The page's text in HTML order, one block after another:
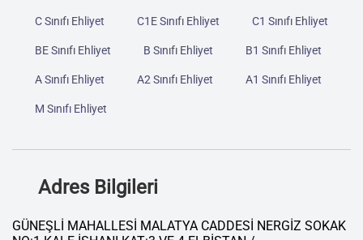
C Sınıfı Ehliyet C1E Sınıfı Ehliyet C1 Sınıfı Ehliyet
BE Sınıfı Ehliyet B Sınıfı Ehliyet B1 Sınıfı Ehliyet
A Sınıfı Ehliyet A2 Sınıfı Ehliyet A1 Sınıfı Ehliyet
M Sınıfı Ehliyet
Adres Bilgileri
GÜNEŞLİ MAHALLESİ MALATYA CADDESİ NERGİZ SOKAK